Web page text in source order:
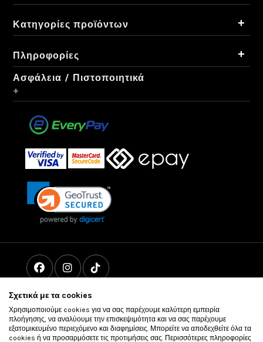
Κατηγορίες προϊόντων +
Πληροφορίες +
Ασφάλεια / Πιστοποιητικά
+
Σχετικά με τα cookies
Χρησιμοποιούμε cookies για να σας παρέχουμε καλύτερη εμπειρία
πλοήγησης, να αναλύουμε την επισκεψιμότητα και να σας παρέχουμε
εξατομικευμένο περιεχόμενο και διαφημίσεις. Μπορείτε να αποδεχθείτε όλα τα
cookies ή να προσαρμόσετε τις προτιμήσεις σας. Περισσότερες πληροφορίες